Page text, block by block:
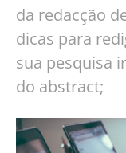
da redacção
dicas para
sua pesquisa
do abstract;